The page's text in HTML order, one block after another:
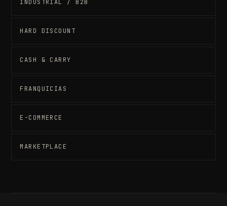
INDUSTRIAL / B2B
HARD DISCOUNT
CASH & CARRY
FRANQUICIAS
E-COMMERCE
MARKETPLACE